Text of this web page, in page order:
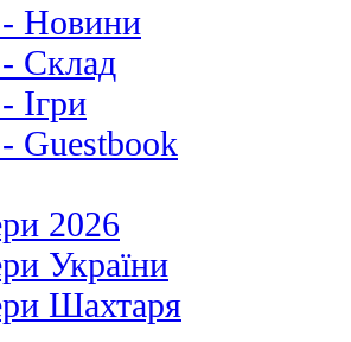
Новини
Склад
Ігри
Guestbook
2026
України
Шахтаря